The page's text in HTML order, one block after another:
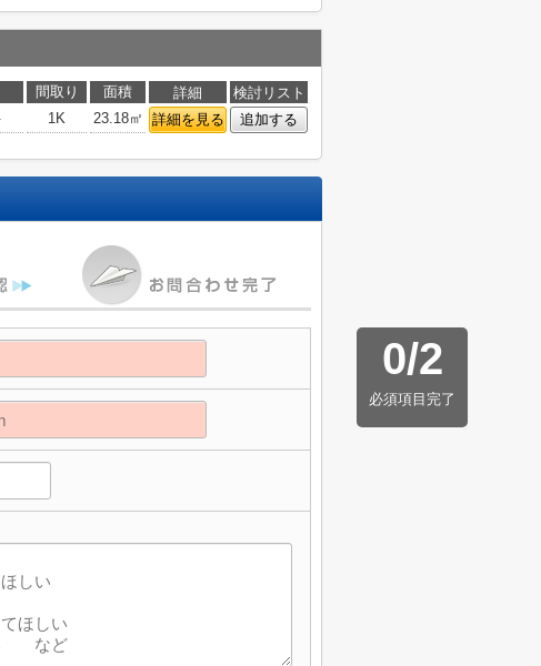
間取り 面積 詳細
検討リスト
1K 23.18㎡ 詳細を見る 追加する
0/2
必須項目完了